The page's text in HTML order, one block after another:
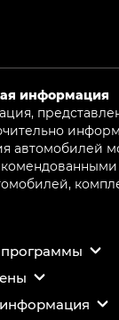
информация
автомобилей